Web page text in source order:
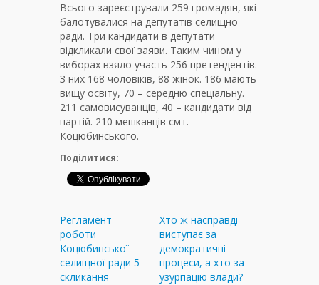
Всього зареєстрували 259 громадян, які
балотувалися на депутатів селищної
ради. Три кандидати в депутати
відкликали свої заяви. Таким чином у
виборах взяло участь 256 претендентів.
З них 168 чоловіків, 88 жінок. 186 мають
вищу освіту, 70 – середню спеціальну.
211 самовисуванців, 40 – кандидати від
партій. 210 мешканців смт.
Коцюбинського.
Поділитися:
Регламент
роботи
Коцюбинської
селищної ради 5
скликання
Хто ж насправді
виступає за
демократичні
процеси, а хто за
узурпацію влади?